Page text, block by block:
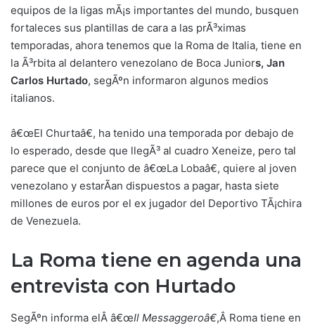
equipos de la ligas mÃ¡s importantes del mundo, busquen
fortaleces sus plantillas de cara a las prÃ³ximas
temporadas, ahora tenemos que la Roma de Italia, tiene en
la Ã³rbita al delantero venezolano de Boca Juniors, Jan
Carlos Hurtado, segÃºn informaron algunos medios
italianos.
â€œEl Churtaâ€, ha tenido una temporada por debajo de
lo esperado, desde que llegÃ³ al cuadro Xeneize, pero tal
parece que el conjunto de â€œLa Lobaâ€, quiere al joven
venezolano y estarÃ­an dispuestos a pagar, hasta siete
millones de euros por el ex jugador del Deportivo TÃ¡chira
de Venezuela.
La Roma tiene en agenda una
entrevista con Hurtado
SegÃºn informa elÂ â€œIl Messaggeroâ€,Â Roma tiene en